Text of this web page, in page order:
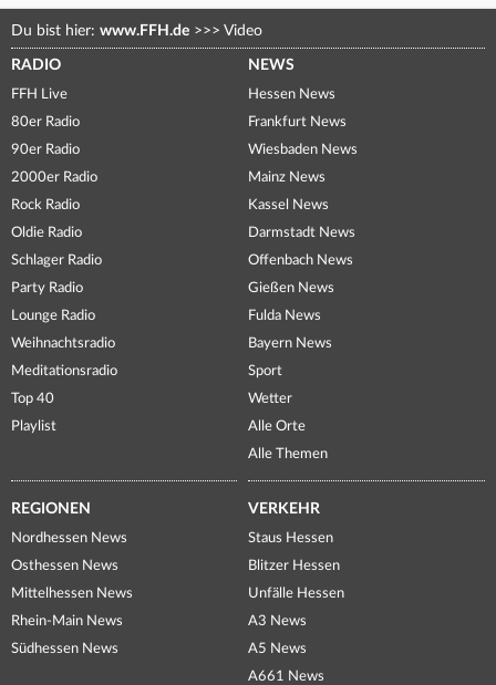
Du bist hier: www.FFH.de >>> Video
RADIO
FFH Live
80er Radio
90er Radio
2000er Radio
Rock Radio
Oldie Radio
Schlager Radio
Party Radio
Lounge Radio
Weihnachtsradio
Meditationsradio
Top 40
Playlist
NEWS
Hessen News
Frankfurt News
Wiesbaden News
Mainz News
Kassel News
Darmstadt News
Offenbach News
Gießen News
Fulda News
Bayern News
Sport
Wetter
Alle Orte
Alle Themen
REGIONEN
Nordhessen News
Osthessen News
Mittelhessen News
Rhein-Main News
Südhessen News
VERKEHR
Staus Hessen
Blitzer Hessen
Unfälle Hessen
A3 News
A5 News
A661 News